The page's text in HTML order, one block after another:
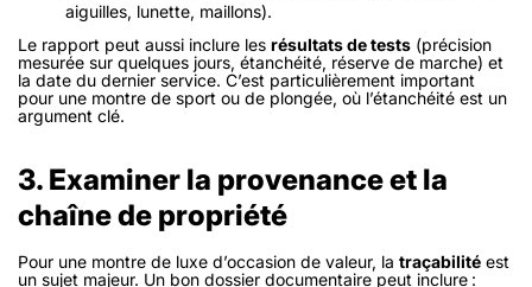
aiguilles, lunette, maillons).
Le rapport peut aussi inclure les résultats de tests (précision
mesurée sur quelques jours, étanchéité, réserve de marche) et
la date du dernier service. C’est particulièrement important
pour une montre de sport ou de plongée, où l’étanchéité est un
argument clé.
3. Examiner la provenance et la
chaîne de propriété
Pour une montre de luxe d’occasion de valeur, la traçabilité est
un sujet majeur. Un bon dossier documentaire peut inclure :